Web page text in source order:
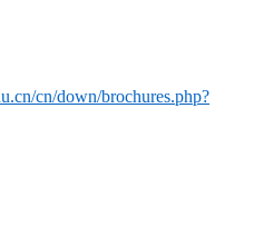
cn/down/brochures.php?